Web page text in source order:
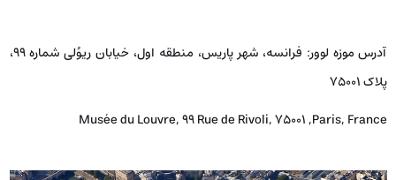
آدرس موزه لوور: فرانسه، شهر پاریس، منطقه اول، خیابان ریوُلی شماره ۹۹،
پلاک 75001
Musée du Louvre, 99 Rue de Rivoli, 75001 ,Paris, France